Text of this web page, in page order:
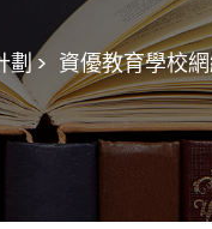
劃 > 資優教育學校